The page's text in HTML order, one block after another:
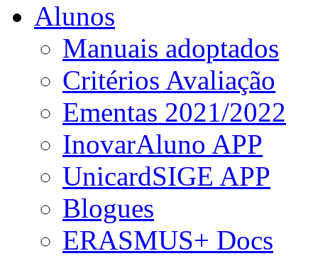
Alunos
Manuais adoptados
Critérios Avaliação
Ementas 2021/2022
InovarAluno APP
UnicardSIGE APP
Blogues
ERASMUS+ Docs